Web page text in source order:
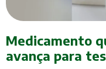
Medicamento
avança para